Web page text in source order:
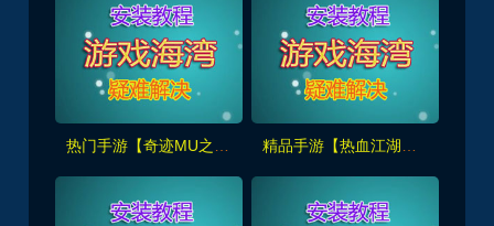
热门手游【奇迹MU之勇者大陆】VM单机版+手工服务端+GM后台+外网架设教程及全套工具 精品手游【热血江湖归来】内购无错版+GM后台+视频安装教程